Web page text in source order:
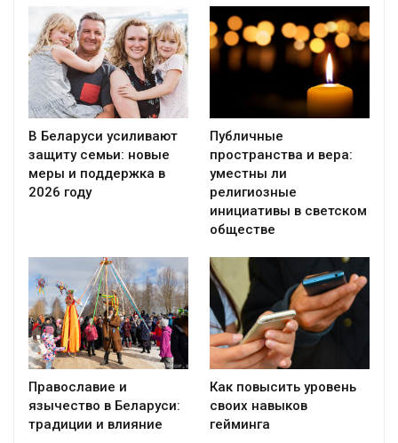
В Беларуси усиливают
защиту семьи: новые
меры и поддержка в
2026 году
Публичные
пространства и вера:
уместны ли
религиозные
инициативы в светском
обществе
Православие и
язычество в Беларуси:
традиции и влияние
Как повысить уровень
своих навыков
гейминга